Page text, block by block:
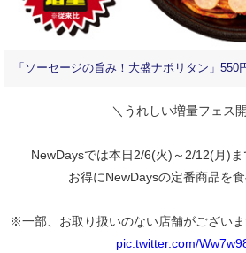
「ソーセージの旨み！大盛ナポリタン」550
＼うれしい増量フェス
NewDaysでは本日2/6(火)～2/12(月)
お得にNewDaysの定番商品を
※一部、お取り扱いのない店舗がござい
pic.twitter.com/